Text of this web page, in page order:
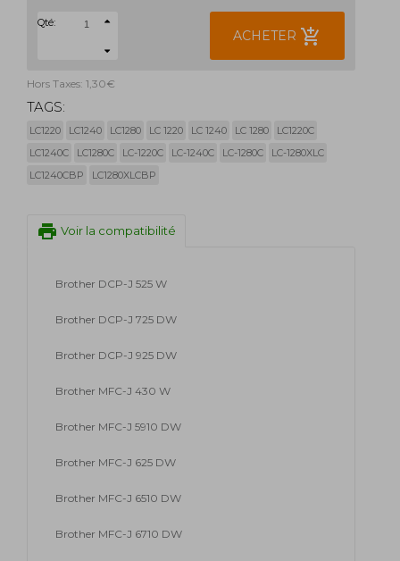
Qté:
ACHETER add_shopping_cart
Hors Taxes: 1,30€
TAGS:
LC1220 LC1240 LC1280 LC 1220 LC 1240 LC 1280
LC1220C
LC1240C
LC1280C LC-1220C LC-1240C LC-1280C
LC-1280XLC
LC1240CBP
LC1280XLCBP
print Voir la compatibilité
Brother DCP-J 525 W
Brother DCP-J 725 DW
Brother DCP-J 925 DW
Brother MFC-J 430 W
Brother MFC-J 5910 DW
Brother MFC-J 625 DW
Brother MFC-J 6510 DW
Brother MFC-J 6710 DW